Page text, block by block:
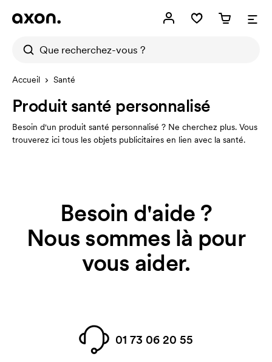
Accueil Santé
Produit santé personnalisé
Besoin d'un produit santé personnalisé ? Ne cherchez plus. Vous
trouverez ici tous les objets publicitaires en lien avec la santé.
Besoin d'aide ?
Nous sommes là pour
vous aider.
01 73 06 20 55